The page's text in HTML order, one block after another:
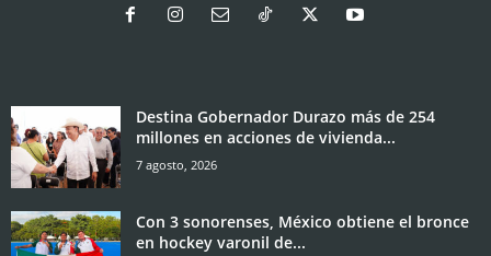
Destina Gobernador Durazo más de 254
millones en acciones de vivienda...
7 agosto, 2026
Con 3 sonorenses, México obtiene el bronce
en hockey varonil de...